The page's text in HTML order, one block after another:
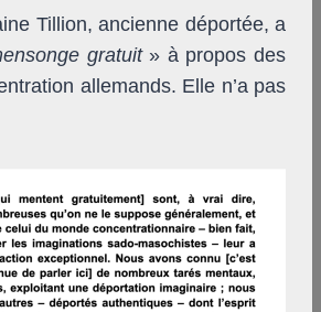
Tillion, ancienne déportée, a
gratuit» à propos des
allemands. Elle n’a pas